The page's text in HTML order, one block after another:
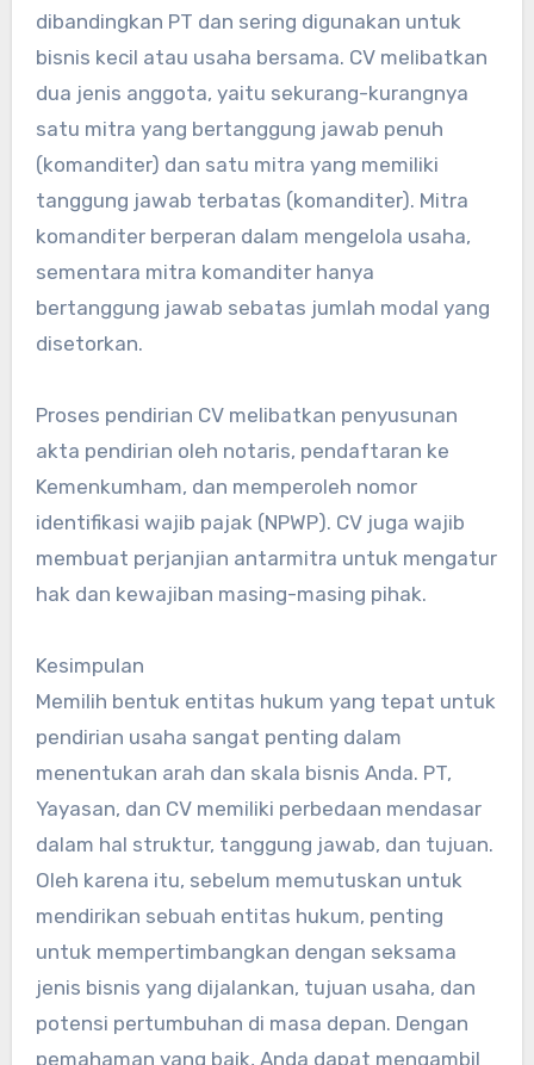
dibandingkan PT dan sering digunakan untuk
bisnis kecil atau usaha bersama. CV melibatkan
dua jenis anggota, yaitu sekurang-kurangnya
satu mitra yang bertanggung jawab penuh
(komanditer) dan satu mitra yang memiliki
tanggung jawab terbatas (komanditer). Mitra
komanditer berperan dalam mengelola usaha,
sementara mitra komanditer hanya
bertanggung jawab sebatas jumlah modal yang
disetorkan.
Proses pendirian CV melibatkan penyusunan
akta pendirian oleh notaris, pendaftaran ke
Kemenkumham, dan memperoleh nomor
identifikasi wajib pajak (NPWP). CV juga wajib
membuat perjanjian antarmitra untuk mengatur
hak dan kewajiban masing-masing pihak.
Kesimpulan
Memilih bentuk entitas hukum yang tepat untuk
pendirian usaha sangat penting dalam
menentukan arah dan skala bisnis Anda. PT,
Yayasan, dan CV memiliki perbedaan mendasar
dalam hal struktur, tanggung jawab, dan tujuan.
Oleh karena itu, sebelum memutuskan untuk
mendirikan sebuah entitas hukum, penting
untuk mempertimbangkan dengan seksama
jenis bisnis yang dijalankan, tujuan usaha, dan
potensi pertumbuhan di masa depan. Dengan
pemahaman yang baik, Anda dapat mengambil